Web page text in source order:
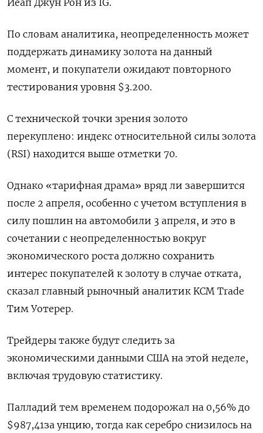
Йеап Джун Рон из IG.
По словам аналитика, неопределенность может
поддержать динамику золота на данный
момент, и покупатели ожидают повторного
тестирования уровня $3.200.
С технической точки зрения золото
перекуплено: индекс относительной силы золота
(RSI) находится выше отметки 70.
Однако «тарифная драма» вряд ли завершится
после 2 апреля, особенно с учетом вступления в
силу пошлин на автомобили 3 апреля, и это в
сочетании с неопределенностью вокруг
экономического роста должно сохранить
интерес покупателей к золоту в случае отката,
сказал главный рыночный аналитик KCM Trade
Тим Уотерер.
Трейдеры также будут следить за
экономическими данными США на этой неделе,
включая трудовую статистику.
Палладий тем временем подорожал на 0,56% до
$987,41​​ за унцию, тогда как серебро снизилось на